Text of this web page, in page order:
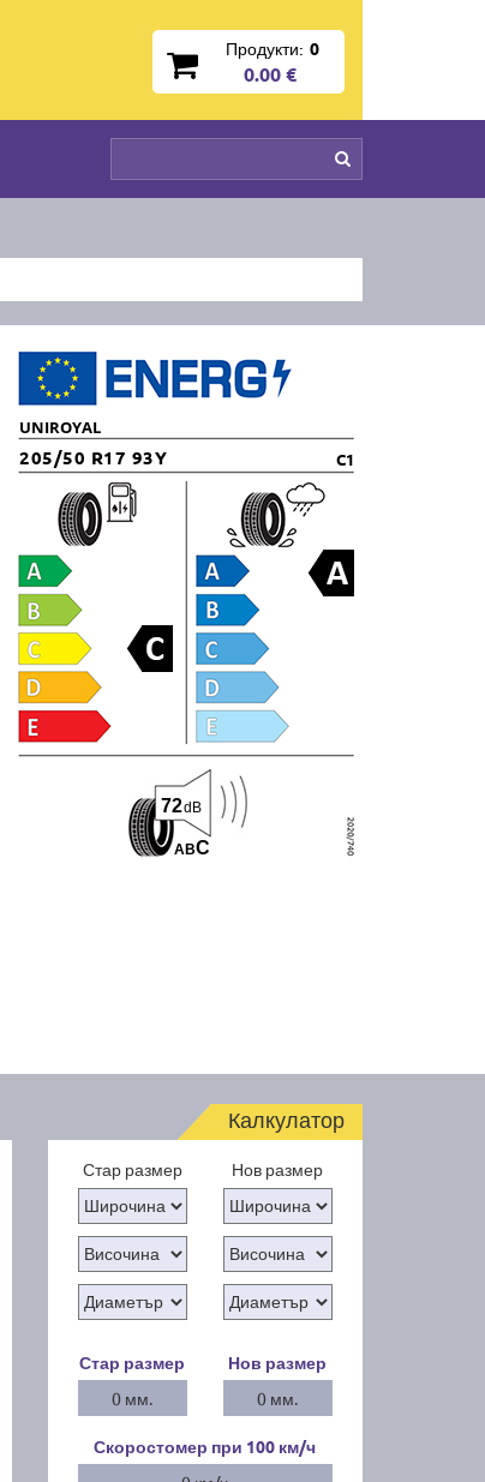
Продукти: 0
0.00 €
UNIROYAL
205/50 R17 93Y C1
ABC
72dB
Калкулатор
Стар размер Нов размер
Стар размер
0 мм.
Нов размер
0 мм.
Скоростомер при 100 км/ч